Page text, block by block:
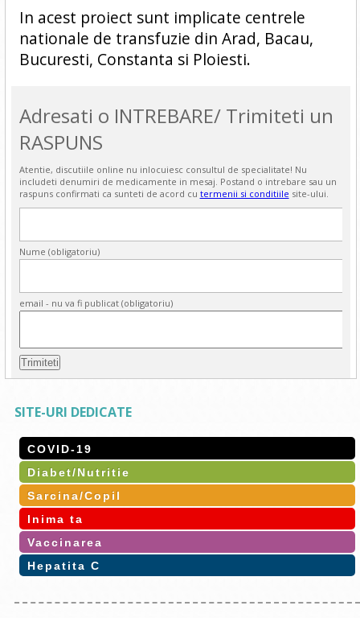
In acest proiect sunt implicate centrele
nationale de transfuzie din Arad, Bacau,
Bucuresti, Constanta si Ploiesti.
Adresati o INTREBARE/ Trimiteti un
RASPUNS
Atentie, discutiile online nu inlocuiesc consultul de specialitate! Nu
includeti denumiri de medicamente in mesaj. Postand o intrebare sau un
raspuns confirmati ca sunteti de acord cu termenii si conditiile site-ului.
Nume (obligatoriu)
email - nu va fi publicat (obligatoriu)
SITE-URI DEDICATE
COVID-19
Diabet/Nutritie
Sarcina/Copil
Inima ta
Vaccinarea
Hepatita C